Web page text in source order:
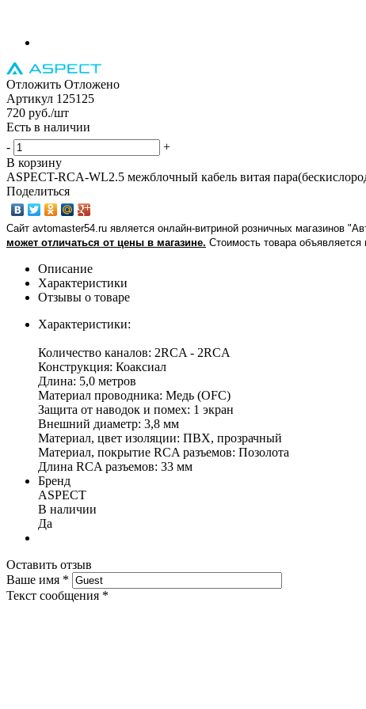
Отложить Отложено
Артикул 125125
720 руб./шт
Есть в наличии
-
+
В корзину
ASPECT-RCA-WL2.5 межблочный кабель витая
Поделиться
Сайт avtomaster54.ru является онлайн-витриной розничных магазинов
может отличаться от цены в магазине. Стоимость товара
Описание
Характеристики
Отзывы о товаре
Характеристики:
Количество каналов: 2RCA - 2RCA
Конструкция: Коаксиал
Длина: 5,0 метров
Материал проводника: Медь (OFC)
Защита от наводок и помех: 1 экран
Внешний диаметр: 3,8 мм
Материал, цвет изоляции: ПВХ, прозрачный
Материал, покрытие RCA разъемов: Позолота
Длина RCA разъемов: 33 мм
Бренд
ASPECT
В наличии
Да
Оставить отзыв
Ваше имя *
Текст сообщения *